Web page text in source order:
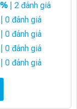
| 2 đánh giá
| 0 đánh giá
| 0 đánh giá
| 0 đánh giá
| 0 đánh giá